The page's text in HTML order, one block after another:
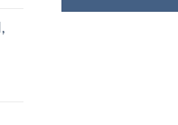
рсд.